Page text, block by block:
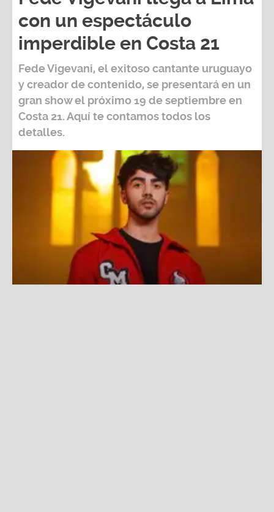
con un espectáculo
imperdible en Costa 21
Fede Vigevani, el exitoso cantante uruguayo
y creador de contenido, se presentará en un
gran show el próximo 19 de septiembreen
Costa 21. Aquí te contamos todos los
detalles.